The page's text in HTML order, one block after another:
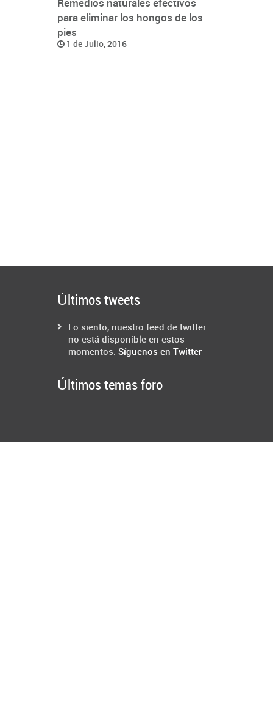
Remedios naturales efectivos
para eliminar los hongos de los
pies
1 de Julio, 2016
Últimos tweets
Lo siento, nuestro feed de twitter
no está disponible en estos
momentos. Síguenos en Twitter
Últimos temas foro